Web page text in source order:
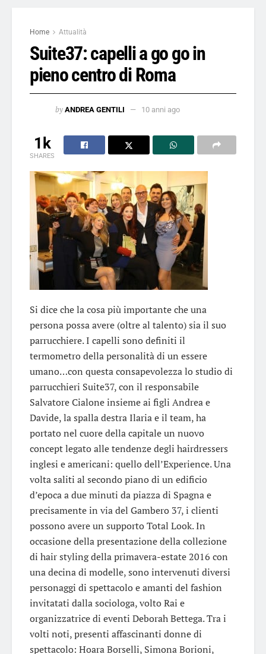
Home Attualità
Suite37: capelli a go go in
pieno centro di Roma
by ANDREA GENTILI 10 anni ago
1k
SHARES
Si dice che la cosa più importante che una
persona possa avere (oltre al talento) sia il suo
parrucchiere. I capelli sono definiti il
termometro della personalità di un essere
umano…con questa consapevolezza lo studio di
parrucchieri Suite37, con il responsabile
Salvatore Cialone insieme ai figli Andrea e
Davide, la spalla destra Ilaria e il team, ha
portato nel cuore della capitale un nuovo
concept legato alle tendenze degli hairdressers
inglesi e americani: quello dell’Experience. Una
volta saliti al secondo piano di un edificio
d’epoca a due minuti da piazza di Spagna e
precisamente in via del Gambero 37, i clienti
possono avere un supporto Total Look. In
occasione della presentazione della collezione
di hair styling della primavera-estate 2016 con
una decina di modelle, sono intervenuti diversi
personaggi di spettacolo e amanti del fashion
invitatati dalla sociologa, volto Rai e
organizzatrice di eventi Deborah Bettega. Tra i
volti noti, presenti affascinanti donne di
spettacolo: Hoara Borselli, Simona Borioni,